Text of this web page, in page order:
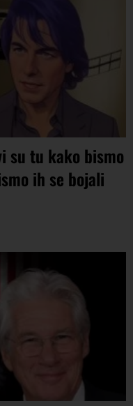
su tu kako bismo
ih se bojali